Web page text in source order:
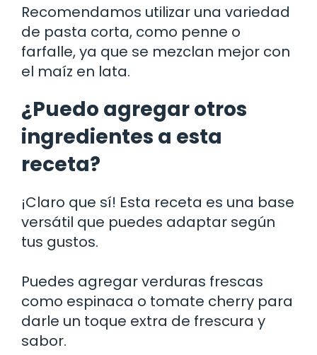
Recomendamos utilizar una variedad
de pasta corta, como penne o
farfalle, ya que se mezclan mejor con
el maíz en lata.
¿Puedo agregar otros
ingredientes a esta
receta?
¡Claro que sí! Esta receta es una base
versátil que puedes adaptar según
tus gustos.
Puedes agregar verduras frescas
como espinaca o tomate cherry para
darle un toque extra de frescura y
sabor.